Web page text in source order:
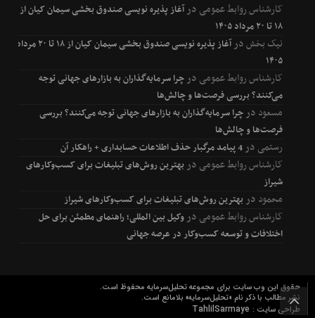
کارشناس روابط عمومی درآغاز پذیره نویسی صندوق بخشی سیمان کیان از
۱۸ تا ۲۰ مرداد ۱۴۰۵
نیک بخشدر
آغاز پذیره نویسی صندوق بخشی سیمان کیان از ۱۸ تا ۲۰ مرداد
۱۴۰۵
کارشناس روابط عمومی درچرا سرمایه‌گذاران به بازارهای جهانی توجه
می‌کنند؟ بررسی فرصت‌ها و چالش‌ها
مسعود درچرا سرمایه‌گذاران به بازارهای جهانی توجه می‌کنند؟ بررسی
فرصت‌ها و چالش‌ها
رستمی در4 پیامد مرگبار حذف اطلاعات حسابداری + راهکار آن
کارشناس روابط عمومی دربهترین روش‌های تبلیغات برای کسب‌وکارهای
شیراز
محمود دربهترین روش‌های تبلیغات برای کسب‌وکارهای شیراز
کارشناس روابط عمومی دروکیل بین المللی؛ راهنمای مطمئن برای حل
اختلافات و توسعه کسب‌وکار در عرصه جهانی
حقوق این وب سایت برای مجموعه تحلیل‌سرمایه محفوظ است.
نشر مطالب با ذکر نام «تحلیل‌سرمایه» بلامانع است.
طراحی سایت :